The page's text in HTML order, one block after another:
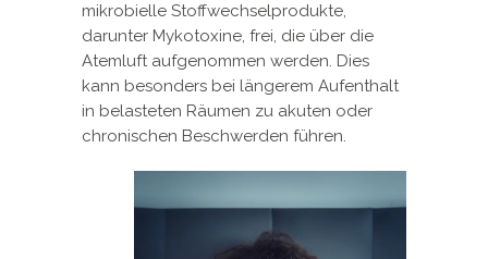
mikrobielle Stoffwechselprodukte,
darunter Mykotoxine, frei, die über die
Atemluft aufgenommen werden. Dies
kann besonders bei längerem Aufenthalt
in belasteten Räumen zu akuten oder
chronischen Beschwerden führen.